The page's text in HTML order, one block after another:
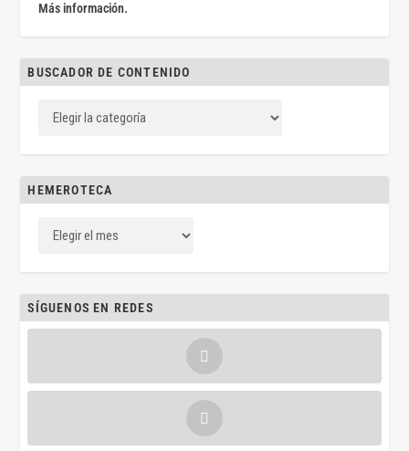
Más información.
BUSCADOR DE CONTENIDO
HEMEROTECA
SÍGUENOS EN REDES